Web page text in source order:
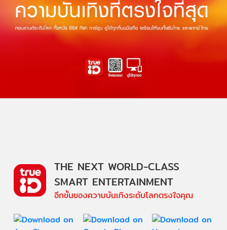
THE NEXT WORLD-CLASS
SMART ENTERTAINMENT
อีกขั้นของความบันเทิงระดับโลกตรงใจคุณ